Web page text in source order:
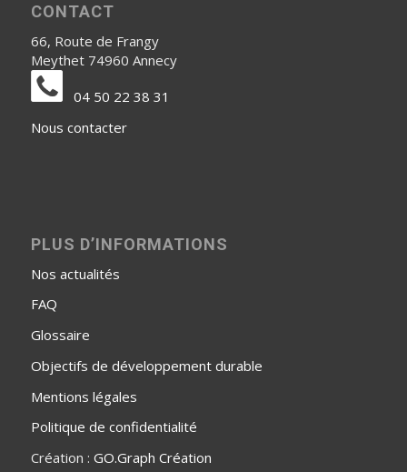
CONTACT
66, Route de Frangy
Meythet 74960 Annecy
04 50 22 38 31
Nous contacter
PLUS D’INFORMATIONS
Nos actualités
FAQ
Glossaire
Objectifs de développement durable
Mentions légales
Politique de confidentialité
Création : GO.Graph Création